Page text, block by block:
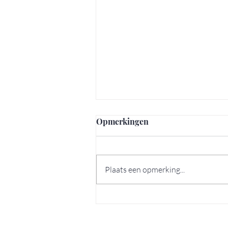
Opmerkingen
Plaats een opmerking...